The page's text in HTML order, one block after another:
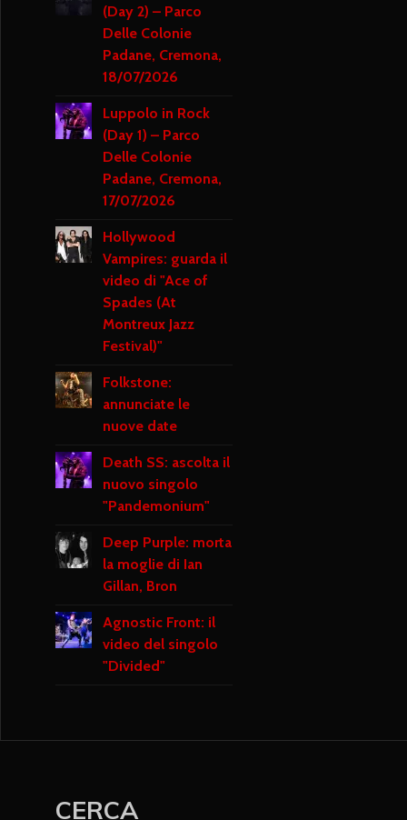
(Day 2) – Parco
Delle Colonie
Padane, Cremona,
18/07/2026
Luppolo in Rock
(Day 1) – Parco
Delle Colonie
Padane, Cremona,
17/07/2026
Hollywood
Vampires: guarda il
video di "Ace of
Spades (At
Montreux Jazz
Festival)"
Folkstone:
annunciate le
nuove date
Death SS: ascolta il
nuovo singolo
"Pandemonium"
Deep Purple: morta
la moglie di Ian
Gillan, Bron
Agnostic Front: il
video del singolo
"Divided"
CERCA